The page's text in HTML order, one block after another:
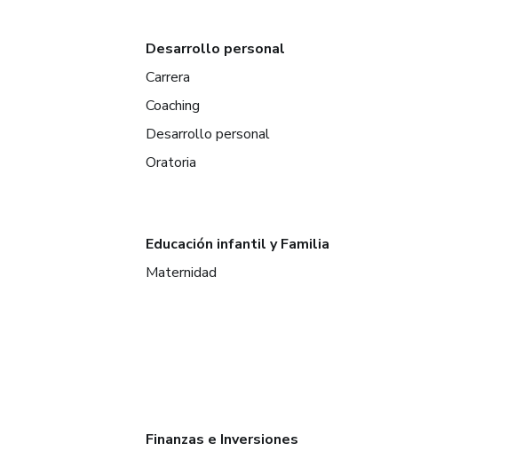
Desarrollo personal
Carrera
Coaching
Desarrollo personal
Oratoria
Educación infantil y Familia
Maternidad
Finanzas e Inversiones